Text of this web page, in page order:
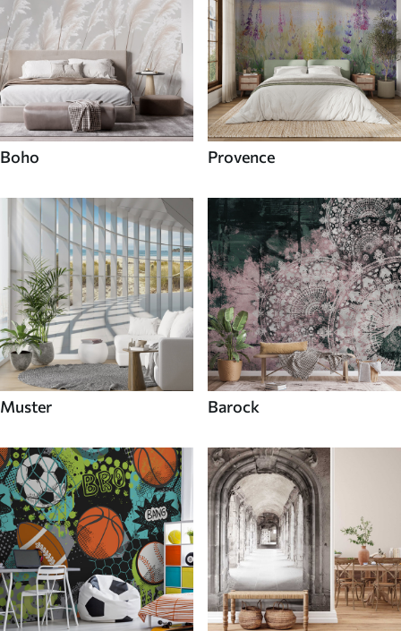
Boho Provence
Muster Barock